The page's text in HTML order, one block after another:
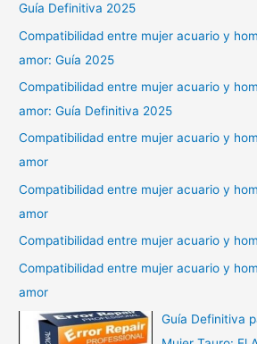
Guía Definitiva 2025
Compatibilidad entre mujer acuario y
amor: Guía 2025
Compatibilidad entre mujer acuario y
amor: Guía Definitiva 2025
Compatibilidad entre mujer acuario y
amor
Compatibilidad entre mujer acuario y
amor
Compatibilidad entre mujer acuario y
Compatibilidad entre mujer acuario y
amor
Guía Definitiva